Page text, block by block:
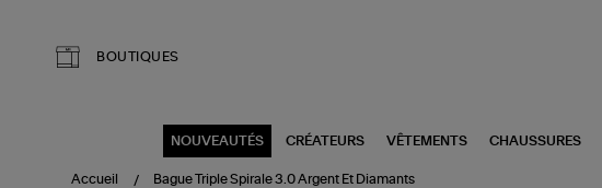
BOUTIQUES
NOUVEAUTÉS CRÉATEURS VÊTEMENTS CHAUSSURES
Accueil Bague Triple Spirale 3.0 Argent Et Diamants